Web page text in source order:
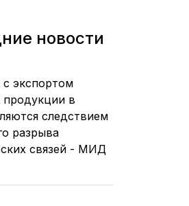
новости
с экспортом
продукции в
следствием
разрыва
связей - МИД